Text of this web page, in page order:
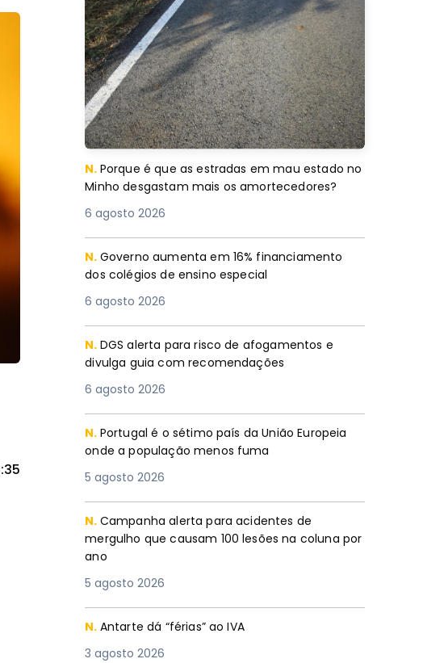
N. Porque é que as estradas em mau estado no
Minho desgastam mais os amortecedores?
6 agosto 2026
N. Governo aumenta em 16% financiamento
dos colégios de ensino especial
6 agosto 2026
N. DGS alerta para risco de afogamentos e
divulga guia com recomendações
6 agosto 2026
N. Portugal é o sétimo país da União Europeia
onde a população menos fuma
5 agosto 2026
N. Campanha alerta para acidentes de
mergulho que causam 100 lesões na coluna por
ano
5 agosto 2026
N. Antarte dá “férias” ao IVA
3 agosto 2026